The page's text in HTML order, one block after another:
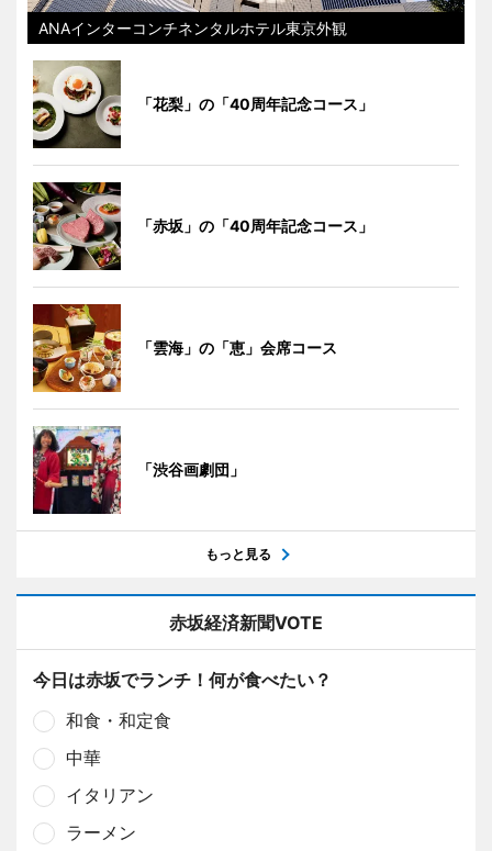
ANAインターコンチネンタルホテル東京外観
「花梨」の「40周年記念コース」
「赤坂」の「40周年記念コース」
「雲海」の「恵」会席コース
「渋谷画劇団」
もっと見る
赤坂経済新聞VOTE
今日は赤坂でランチ！何が食べたい？
和食・和定食
中華
イタリアン
ラーメン